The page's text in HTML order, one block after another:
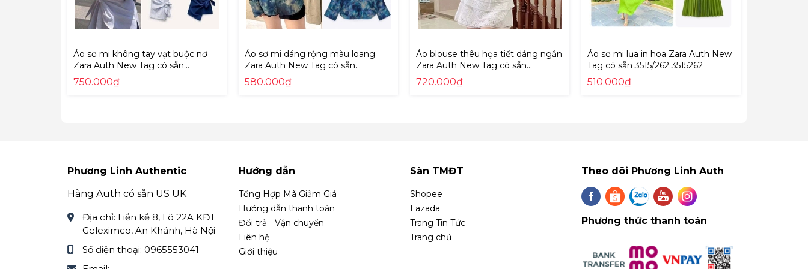
Zalo: Phương Linh Kids 0868424370
Áo sơ mi không tay vạt buộc nơ
Zara Auth New Tag có sẵn
9479/048 9479048
750.000₫
Áo sơ mi dáng rộng màu loang
Zara Auth New Tag có sẵn
5216/254 5216254
580.000₫
Áo blouse thêu họa tiết dáng ngắn
Zara Auth New Tag có sẵn
5770/033 5770033
720.000₫
Áo sơ mi lụa in hoa Zara Auth New
Tag có sẵn 3515/262 3515262
510.000₫
Phương Linh Authentic
Hàng Auth có sẵn US UK
Địa chỉ: Liền kề 8, Lô 22A KĐT
Geleximco, An Khánh, Hà Nội
Số điện thoại: 0965553041
Hướng dẫn
Tổng Hợp Mã Giảm Giá
Hướng dẫn thanh toán
Đổi trả - Vận chuyển
Liên hệ
Giới thiệu
Sàn TMĐT
Shopee
Lazada
Trang Tin Tức
Trang chủ
Theo dõi Phương Linh Auth
Phương thức thanh toán